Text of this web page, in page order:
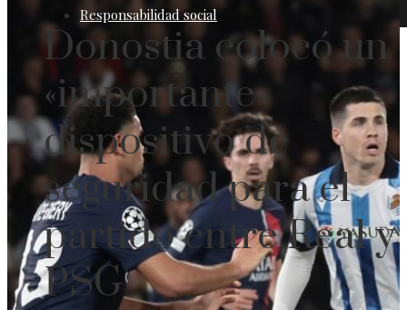
Responsabilidad social
Donostia colocó un
«importante»
dispositivo de
seguridad para el
partido entre Real y
PSG